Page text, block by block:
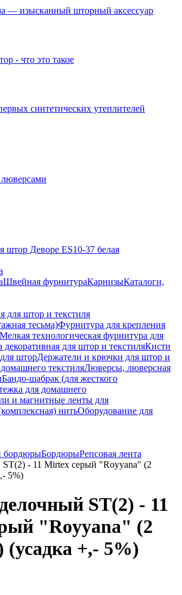
— изысканный шторный аксессуар
- что это такое
синтетических утеплителей
штор Деворе ES10-37 белая
Швейная фурнитураКарнизыКаталоги,
для штор и текстиля
тесьма)Фурнитура для крепления
технологическая фурнитура для
декоративная для штор и текстиляКисти
шторДержатели и крючки для штор и
текстиляЛюверсы, люверсная
Бандо-шабрак (для жесткого
для домашнего
и магнитные ленты для
нитьОборудование для
бордюрыБордюрыРепсовая лента
- 11 Mirtex серый "Royyana" (2
5%)
ST(2) - 11
"Royyana" (2
(усадка +,- 5%)